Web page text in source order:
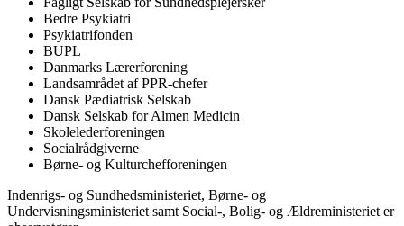
Bedre Psykiatri
Psykiatrifonden
BUPL
Danmarks Lærerforening
Landsamrådet af PPR-chefer
Dansk Pædiatrisk Selskab
Dansk Selskab for Almen Medicin
Skolelederforeningen
Socialrådgiverne
Børne- og Kulturchefforeningen
Indenrigs- og Sundhedsministeriet, Børne- og
Undervisningsministeriet samt Social-, Bolig- og Ældreministeriet er